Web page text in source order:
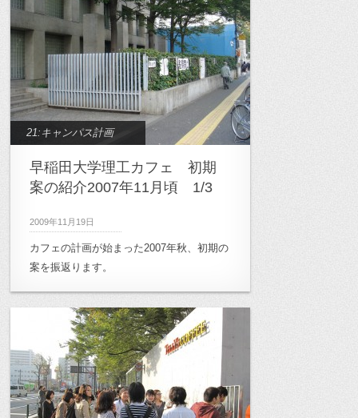
21:キャンパス計画
早稲田大学理工カフェ 初期
案の紹介2007年11月頃 1/3
2009年11月19日
カフェの計画が始まった2007年秋、初期の
案を振返ります。